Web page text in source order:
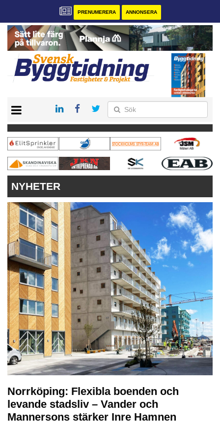
PRENUMERERA ANNONSERA
PRENUMERERA
VÅRA ANDRA MAGASIN
ANNONSERA
KONTAKT
NYHETER
Norrköping: Flexibla boenden och
levande stadsliv – Vander och
Mannersons stärker Inre Hamnen